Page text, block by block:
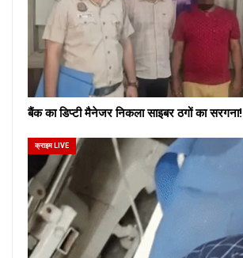
बैंक का डिप्टी मैनेजर निकला साइबर ठगों का सरगना!
क्राइम LIVE